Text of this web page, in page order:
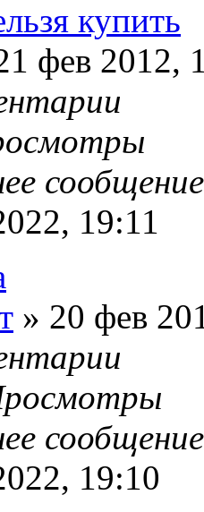
купить
фев 2012,
19:11
» 20 фев
19:10